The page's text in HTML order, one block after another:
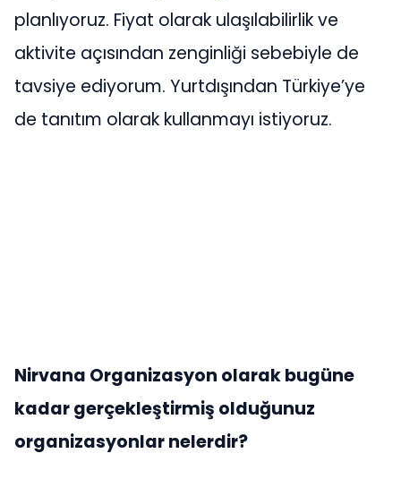
planlıyoruz. Fiyat olarak ulaşılabilirlik ve
aktivite açısından zenginliği sebebiyle de
tavsiye ediyorum. Yurtdışından Türkiye’ye
de tanıtım olarak kullanmayı istiyoruz.
Nirvana Organizasyon olarak bugüne
kadar gerçekleştirmiş olduğunuz
organizasyonlar nelerdir?